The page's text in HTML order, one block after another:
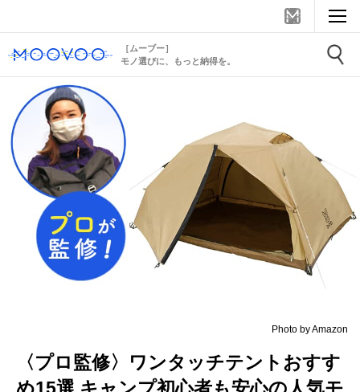
［ムーブー］
モノ選びに、もっと納得を。
Photo by Amazon
〈プロ監修〉ワンタッチテントおすす
め15選 キャンプ初心者も安心の人気モ